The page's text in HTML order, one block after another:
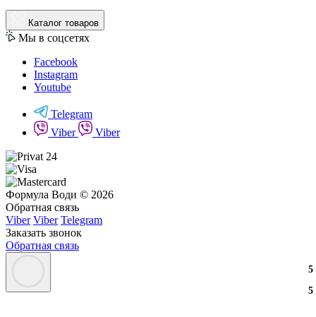
3
3
2
2
3
3
5
5
Каталог товаров
Мы в соцсетях
Facebook
Instagram
Youtube
Telegram
Viber
Viber
Формула Води © 2026
Обратная связь
Viber Viber Telegram
Заказать звонок
Обратная связь